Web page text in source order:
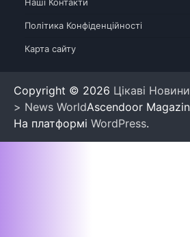
Наші Контакти
Політика Конфіденційності
Карта сайту
Copyright © 2026 Цікаві
> News WorldAscendoor
На платформі WordPress.